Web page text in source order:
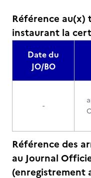
Référence au(x)
instaurant la
Date du
JO/BO
-
Référence des
au Journal
(enregistrement